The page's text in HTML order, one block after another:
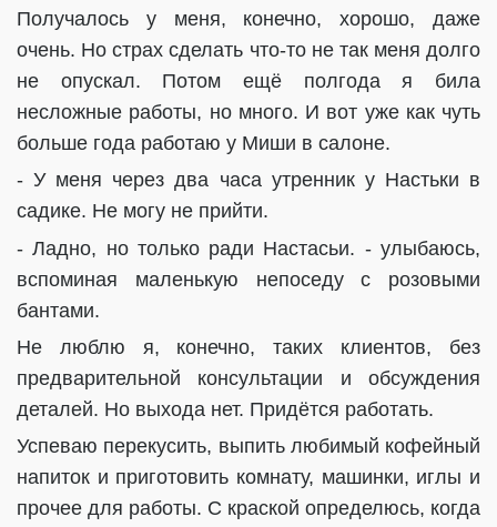
Получалось у меня, конечно, хорошо, даже
очень. Но страх сделать что-то не так меня долго
не опускал. Потом ещё полгода я била
несложные работы, но много. И вот уже как чуть
больше года работаю у Миши в салоне.
- У меня через два часа утренник у Настьки в
садике. Не могу не прийти.
- Ладно, но только ради Настасьи. - улыбаюсь,
вспоминая маленькую непоседу с розовыми
бантами.
Не люблю я, конечно, таких клиентов, без
предварительной консультации и обсуждения
деталей. Но выхода нет. Придётся работать.
Успеваю перекусить, выпить любимый кофейный
напиток и приготовить комнату, машинки, иглы и
прочее для работы. С краской определюсь, когда